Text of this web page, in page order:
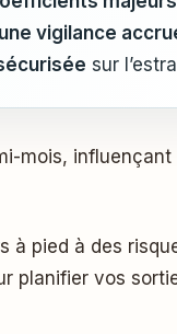
vigilance
sur
mois, influençant
à pied à des
planifier vos